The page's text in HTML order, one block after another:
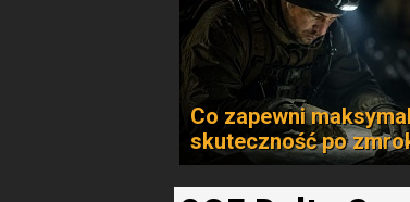
Co zapewni
skuteczność po